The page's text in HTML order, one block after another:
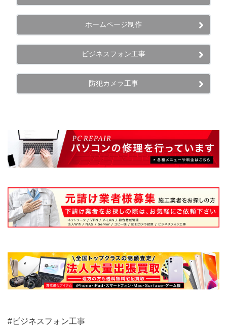
ホームページ制作
ビジネスフォン工事
防犯カメラ工事
#ビジネスフォン工事